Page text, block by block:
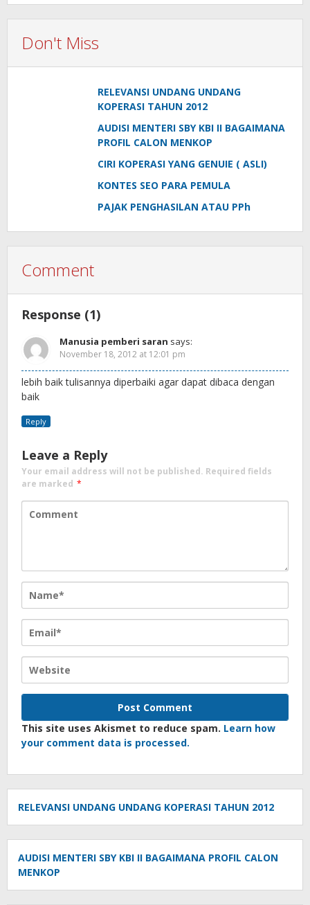
Don't Miss
RELEVANSI UNDANG UNDANG
KOPERASI TAHUN 2012
AUDISI MENTERI SBY KBI II BAGAIMANA
PROFIL CALON MENKOP
CIRI KOPERASI YANG GENUIE ( ASLI)
KONTES SEO PARA PEMULA
PAJAK PENGHASILAN ATAU PPh
Comment
Response (1)
Manusia pemberi saran says:
November 18, 2012 at 12:01 pm
lebih baik tulisannya diperbaiki agar dapat dibaca dengan
baik
Reply
Leave a Reply
Your email address will not be published. Required fields
are marked *
This site uses Akismet to reduce spam. Learn how
your comment data is processed.
RELEVANSI UNDANG UNDANG KOPERASI TAHUN 2012
AUDISI MENTERI SBY KBI II BAGAIMANA PROFIL CALON
MENKOP